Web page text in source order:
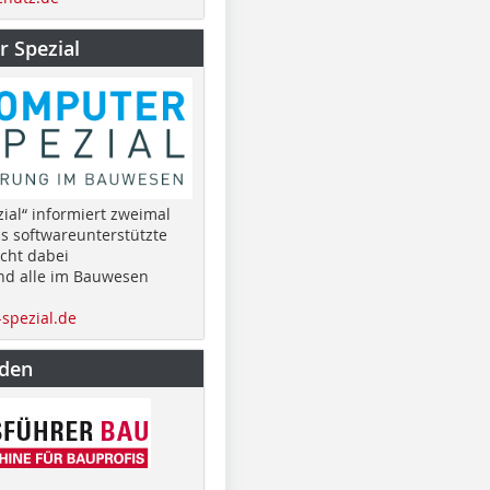
Spezial
informiert zweimal
softwareunterstützte
dabei
alle im Bauwesen